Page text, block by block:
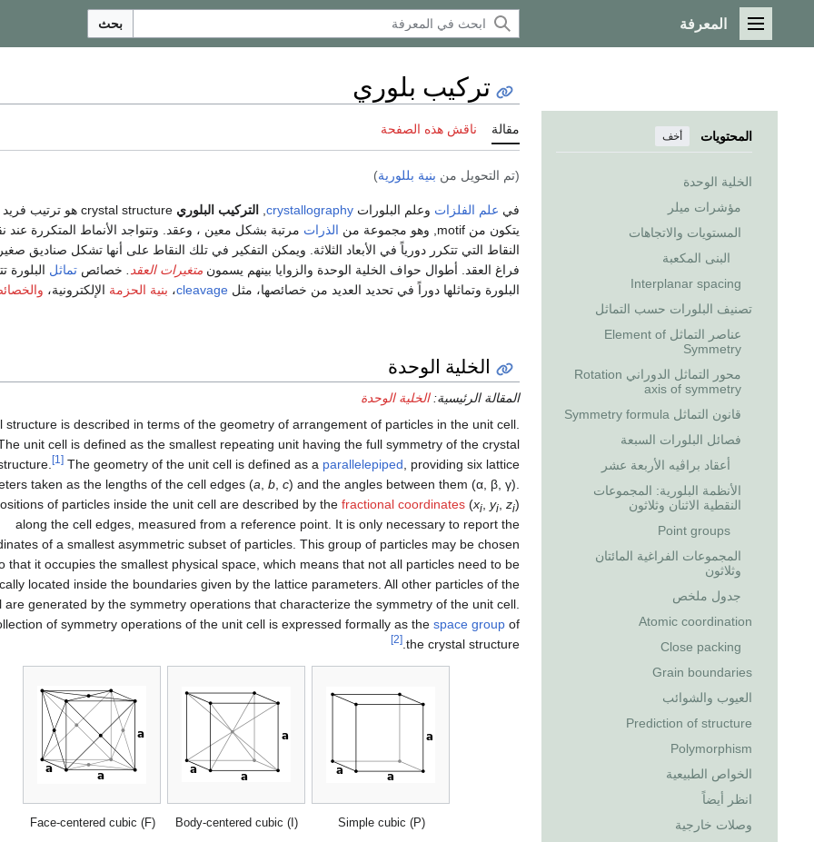
القائمة الرئيسية
المعرفة بحث
المحتويات أخف
الخلية الوحدة
مؤشرات ميلر
المستويات والاتجاهات
البنى المكعبة
Interplanar spacing
تصنيف البلورات حسب التماثل
عناصر التماثل Element of
Symmetry
محور التماثل الدوراني Rotation
axis of symmetry
قانون التماثل Symmetry formula
فصائل البلورات السبعة
أعقاد براڤيه الأربعة عشر
الأنظمة البلورية: المجموعات
النقطية الاثنان وثلاثون
Point groups
المجموعات الفراغية المائتان
وثلاثون
جدول ملخص
Atomic coordination
Close packing
Grain boundaries
العيوب والشوائب
Prediction of structure
Polymorphism
الخواص الطبيعية
انظر أيضاً
وصلات خارجية
تركيب بلوري
مقالة ناقش هذه الصفحة
(تم التحويل من بنية بللورية)
في علم الفلزات وعلم البلورات crystallography التركيب البلوري
يتكون من motif, وهو مجموعة من
الذرات مرتبة بشكل معين ، وعقد. وتتواجد الأنماط المتكررة عند
النقاط التي تتكرر دورياً في الأبعاد الثلاثة. ويمكن التفكير في تلك النقاط على أنها تشكل صناديق
فراغ العقد. أطوال حواف الخلية الوحدة والزوايا بينهم يسمون متغيرات العقد خصائص تماثل
البلورة وتماثلها دوراً في تحديد العديد من خصائصها، مثل cleavage، بنية الحزمة الإلكترونية،
الخلية الوحدة
المقالة الرئيسية:الخلية الوحدة
structure is described in terms of the geometry of arrangement of particles in the unit cell.
unit cell is defined as the smallest repeating unit having the full symmetry of the crystal
[1] The geometry of the unit cell is defined as a parallelepiped , providing six lattice
taken as the lengths of the cell edges (a b c) and the angles between them (α, β, γ).
of particles inside the unit cell are described by the fractional coordinates (xi yi zi)
along the cell edges, measured from a reference point. It is only necessary to report the
of a smallest asymmetric subset of particles. This group of particles may be chosen
that it occupies the smallest physical space, which means that not all particles need to be
located inside the boundaries given by the lattice parameters. All other particles of the
are generated by the symmetry operations that characterize the symmetry of the unit cell.
of symmetry operations of the unit cell is expressed formally as the space group of
the crystal structure.
[2]
Simple cubic (P)
Body-centered cubic (I)
Face-centered cubic (F)